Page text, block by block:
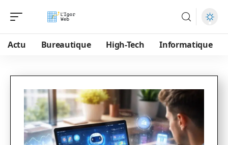
Actu Bureautique High-Tech Informatique